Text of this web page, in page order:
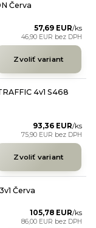
Červa
57,69 EUR/ks
46,90 EUR bez DPH
Zvoliť variant
4v1 S468
93,36 EUR/ks
75,90 EUR bez DPH
Zvoliť variant
Červa
105,78 EUR/ks
86,00 EUR bez DPH